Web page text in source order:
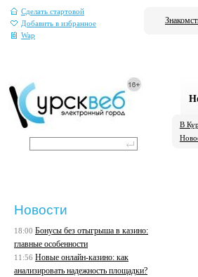
Сделать стартовой
Добавить в избранное
Wap
В
Новости
18:00 Бонусы без отыгрыша в казино:
главные особенности
11:56 Новые онлайн-казино: как
анализировать надежность площадки?